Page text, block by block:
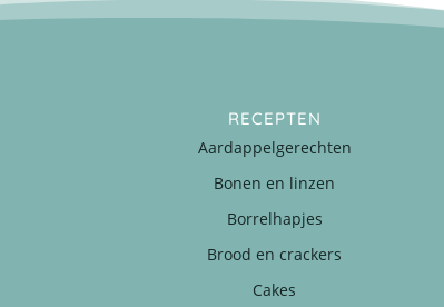
RECEPTEN
Aardappelgerechten
Bonen en linzen
Borrelhapjes
Brood en crackers
Cakes